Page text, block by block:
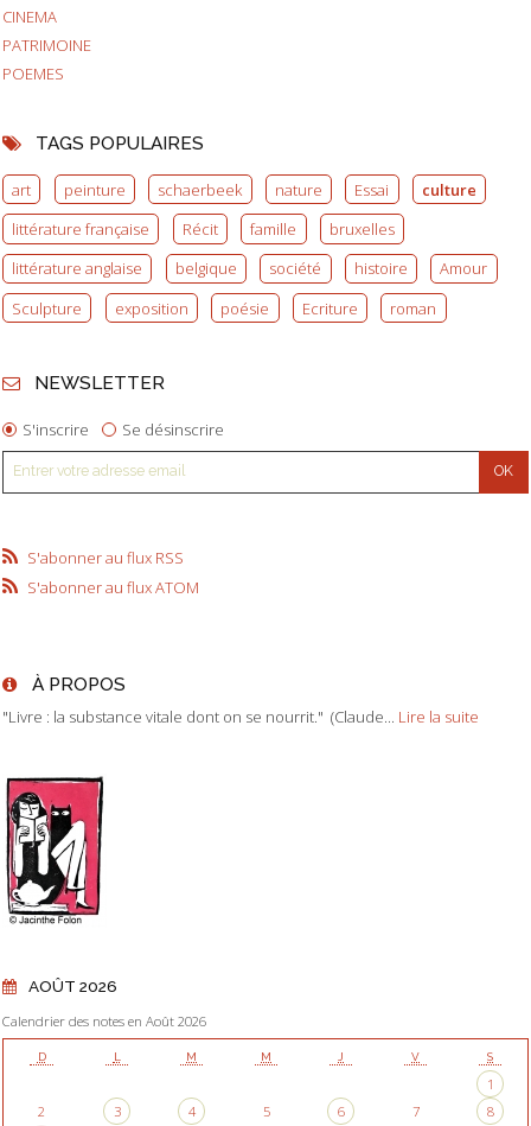
CINEMA
PATRIMOINE
POEMES
TAGS POPULAIRES
art peinture schaerbeek nature Essai
culture
littérature française
Récit famille
bruxelles
littérature anglaise
belgique société histoire
Amour
Sculpture
exposition poésie Ecriture roman
NEWSLETTER
S'inscrire Se désinscrire
S'abonner au flux RSS
S'abonner au flux ATOM
À PROPOS
"Livre : la substance vitale dont on se nourrit." (Claude... Lire la suite
AOÛT 2026
Calendrier des notes en Août 2026
D L M M J V S
1
2
3 4 5 6 7
8